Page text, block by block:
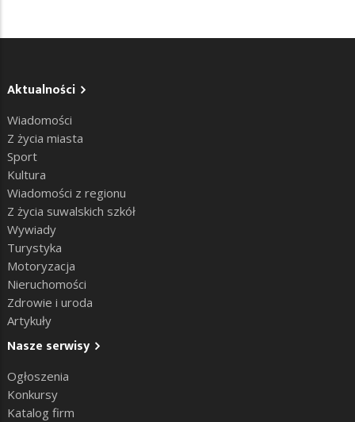
Aktualności
Wiadomości
Z życia miasta
Sport
Kultura
Wiadomości z regionu
Z życia suwalskich szkół
Wywiady
Turystyka
Motoryzacja
Nieruchomości
Zdrowie i uroda
Artykuły
Nasze serwisy
Ogłoszenia
Konkursy
Katalog firm